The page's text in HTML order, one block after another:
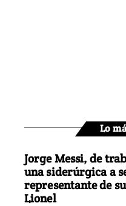
Lo
Jorge Messi, de
una siderúrgica a
representante de
Lionel